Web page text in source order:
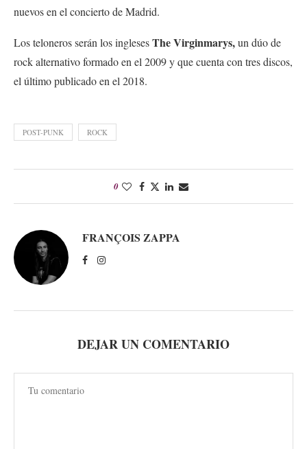
nuevos en el concierto de Madrid.
Los teloneros serán los inglesesThe Virginmarys,un dúo de
rock alternativo formado en el 2009 y que cuenta con tres discos,
el último publicado en el 2018.
POST-PUNK ROCK
0
FRANÇOIS ZAPPA
DEJAR UN COMENTARIO